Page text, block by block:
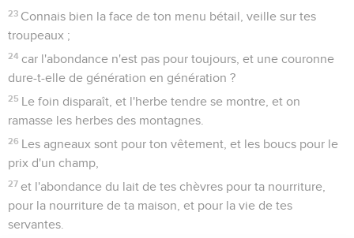
23 Connais bien la face de ton menu bétail, veille sur tes
troupeaux ;
24 car l'abondance n'est pas pour toujours, et une couronne
dure-t-elle de génération en génération ?
25 Le foin disparaît, et l'herbe tendre se montre, et on
ramasse les herbes des montagnes.
26 Les agneaux sont pour ton vêtement, et les boucs pour le
prix d'un champ,
27 et l'abondance du lait de tes chèvres pour ta nourriture,
pour la nourriture de ta maison, et pour la vie de tes
servantes.